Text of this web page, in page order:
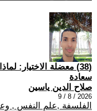
(38) معضلة الاختيار:
سعادة
صلاح الدين ياسين
2026 / 8 / 9
الفلسفة ,علم النفس ,